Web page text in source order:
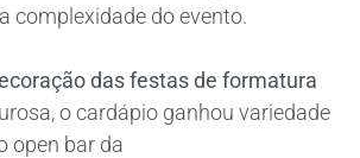
complexidade do evento.
das festas de formatura
o cardápio ganhou variedade
open bar da